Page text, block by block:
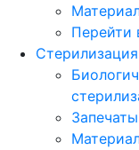
Перейти
Стерилизация